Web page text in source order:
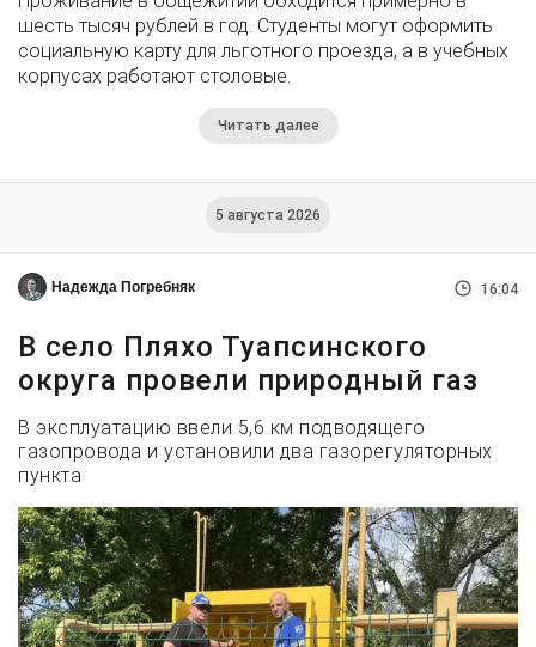
шесть тысяч рублей в год. Студенты могут оформить
социальную карту для льготного проезда, а в учебных
корпусах работают столовые.
Читать далее
5 августа 2026
Надежда Погребняк 16:04
В село Пляхо Туапсинского
округа провели природный газ
В эксплуатацию ввели 5,6 км подводящего
газопровода и установили два газорегуляторных
пункта